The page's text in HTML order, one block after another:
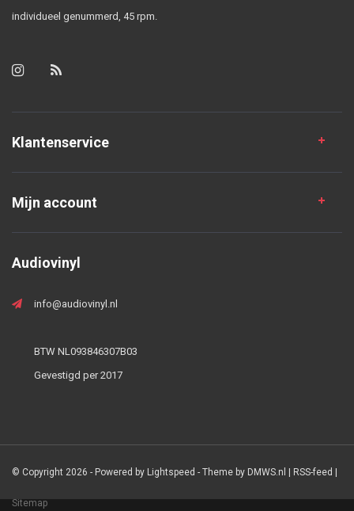
individueel genummerd, 45 rpm.
Klantenservice
Mijn account
Audiovinyl
info@audiovinyl.nl
BTW NL093846307B03
Gevestigd per 2017
© Copyright 2026 - Powered by Lightspeed - Theme by DMWS.nl RSS-feed
Sitemap